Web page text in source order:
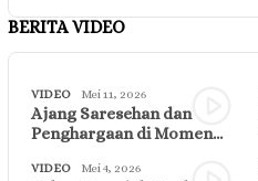
BERITA VIDEO
VIDEO Mei 11, 2026
Ajang Saresehan dan
Penghargaan di Momen…
VIDEO Mei 4, 2026